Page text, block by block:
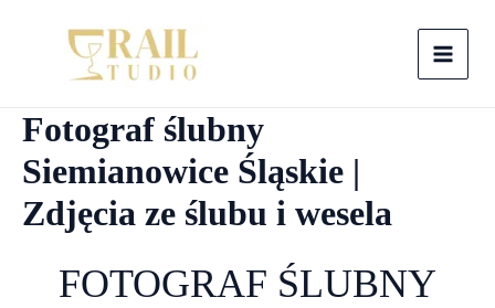
Fotograf ślubny
Siemianowice Śląskie |
Zdjęcia ze ślubu i wesela
FOTOGRAF ŚLUBNY